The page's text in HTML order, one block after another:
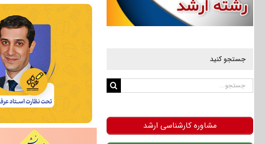
جستجو کنید
جستجو
مشاوره کارشناسی ارشد